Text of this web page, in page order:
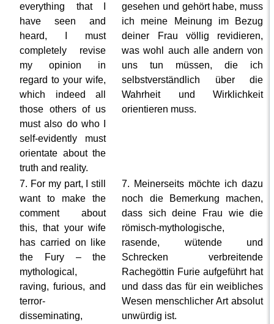
everything that I
have seen and
heard, I must
completely revise
my opinion in
regard to your wife,
which indeed all
those others of us
must also do who I
self-evidently must
orientate about the
truth and reality.
gesehen und gehört habe, muss
ich meine Meinung im Bezug
deiner Frau völlig revidieren,
was wohl auch alle andern von
uns tun müssen, die ich
selbstverständlich über die
Wahrheit und Wirklichkeit
orientieren muss.
7. For my part, I still
want to make the
comment about
this, that your wife
has carried on like
the Fury – the
mythological,
raving, furious, and
terror-
disseminating,
7. Meinerseits möchte ich dazu
noch die Bemerkung machen,
dass sich deine Frau wie die
römisch-mythologische,
rasende, wütende und
Schrecken verbreitende
Rachegöttin Furie aufgeführt hat
und dass das für ein weibliches
Wesen menschlicher Art absolut
unwürdig ist.